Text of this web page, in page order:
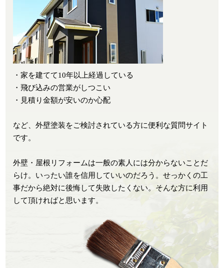
・家を建てて10年以上経過している
・飛び込みの営業がしつこい
・見積り金額が安いのか心配
など、外壁塗装をご検討されている方に便利な質問サイト
です。
外壁・屋根リフォームは一般の素人には分からないことだ
らけ。いったい誰を信用していいのだろう。せっかくの工
事だから絶対に後悔して失敗したくない。そんな方に利用
して頂ければと思います。